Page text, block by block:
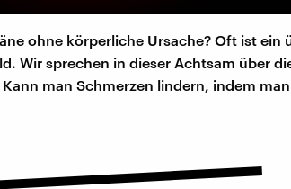
ohne körperliche Ursache? Oft ist ein
Wir sprechen in dieser Achtsam über
Kann man Schmerzen lindern, indem